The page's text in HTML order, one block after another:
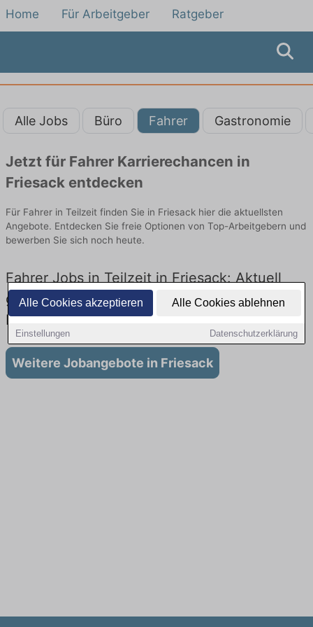
Alle Cookies akzeptieren Alle Cookies ablehnen
Einstellungen Datenschutzerklärung
Home Für Arbeitgeber Ratgeber
Alle Jobs Büro Fahrer Gastronomie
Jetzt für Fahrer Karrierechancen in
Friesack entdecken
Für Fahrer in Teilzeit finden Sie in Friesack hier die aktuellsten
Angebote. Entdecken Sie freie Optionen von Top-Arbeitgebern und
bewerben Sie sich noch heute.
Fahrer Jobs in Teilzeit in Friesack: Aktuell
gibt es keine Stellenangebote für Fahrer in
Friesack
Weitere Jobangebote in Friesack